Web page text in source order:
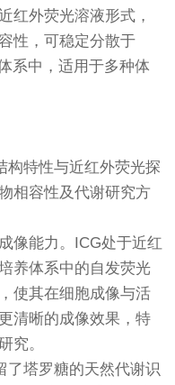
红外荧光溶液形式，
性，可稳定分散于
系中，适用于多种体
构特性与近红外荧光探
相容性及代谢研究方
像能力。ICG处于近红
养体系中的自发荧光
使其在细胞成像与活
清晰的成像效果，特
究。
了塔罗糖的天然代谢识